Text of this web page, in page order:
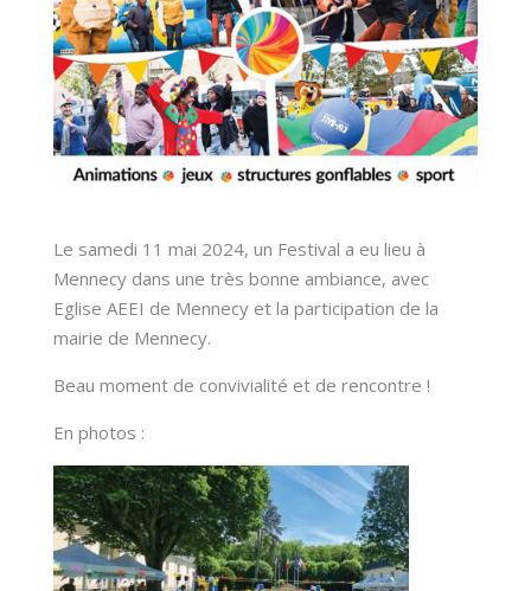
Le samedi 11 mai 2024, un Festival a eu lieu à
Mennecy dans une très bonne ambiance, avec
Eglise AEEI de Mennecy et la participation de la
mairie de Mennecy.
Beau moment de convivialité et de rencontre !
En photos :